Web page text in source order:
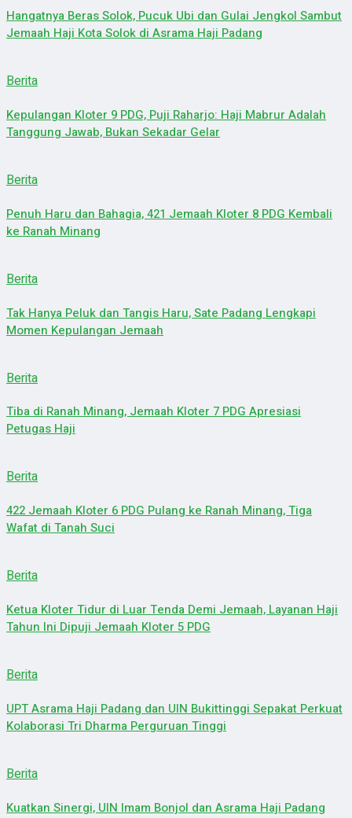
Hangatnya Beras Solok, Pucuk Ubi dan Gulai Jengkol Sambut
Jemaah Haji Kota Solok di Asrama Haji Padang
Berita
Kepulangan Kloter 9 PDG, Puji Raharjo: Haji Mabrur Adalah
Tanggung Jawab, Bukan Sekadar Gelar
Berita
Penuh Haru dan Bahagia, 421 Jemaah Kloter 8 PDG Kembali
ke Ranah Minang
Berita
Tak Hanya Peluk dan Tangis Haru, Sate Padang Lengkapi
Momen Kepulangan Jemaah
Berita
Tiba di Ranah Minang, Jemaah Kloter 7 PDG Apresiasi
Petugas Haji
Berita
422 Jemaah Kloter 6 PDG Pulang ke Ranah Minang, Tiga
Wafat di Tanah Suci
Berita
Ketua Kloter Tidur di Luar Tenda Demi Jemaah, Layanan Haji
Tahun Ini Dipuji Jemaah Kloter 5 PDG
Berita
UPT Asrama Haji Padang dan UIN Bukittinggi Sepakat Perkuat
Kolaborasi Tri Dharma Perguruan Tinggi
Berita
Kuatkan Sinergi, UIN Imam Bonjol dan Asrama Haji Padang